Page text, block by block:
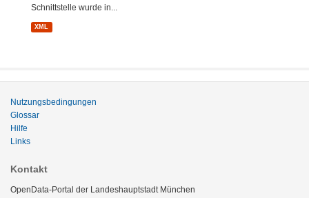
Schnittstelle wurde in...
XML
Nutzungsbedingungen
Glossar
Hilfe
Links
Kontakt
OpenData-Portal der Landeshauptstadt München